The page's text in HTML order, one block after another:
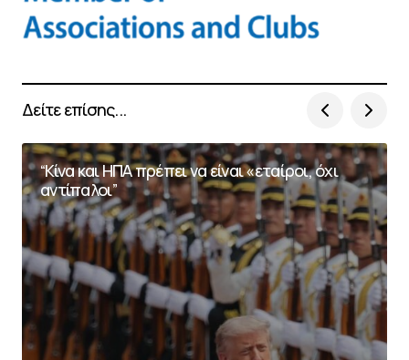
Δείτε επίσης...
“Κίνα και ΗΠΑ πρέπει να είναι «εταίροι, όχι
αντίπαλοι”